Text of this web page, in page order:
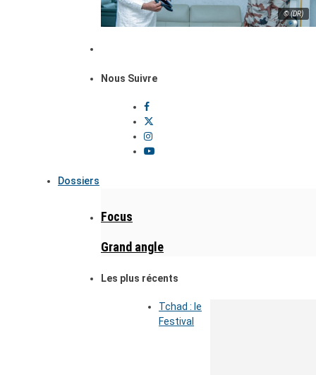
© (DR)
Nous Suivre
Dossiers
Focus
Grand angle
Les plus récents
Tchad : le
Festival